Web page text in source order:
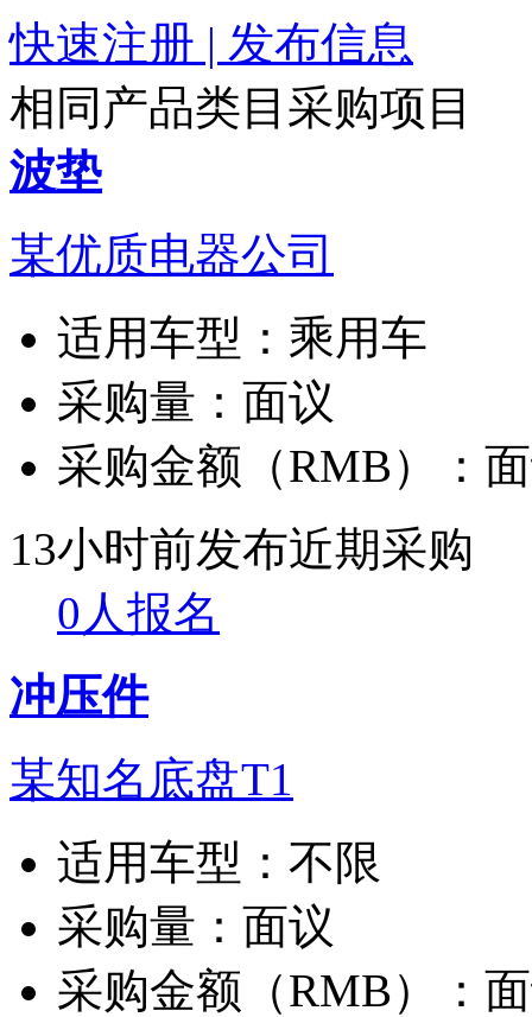
快速注册 | 发布信息
相同产品类目采购项目
波垫
某优质电器公司
适用车型： 乘用车
采购量： 面议
采购金额（RMB）：
13小时前发布近期采购
0人报名
冲压件
某知名底盘T1
适用车型： 不限
采购量： 面议
采购金额（RMB）：